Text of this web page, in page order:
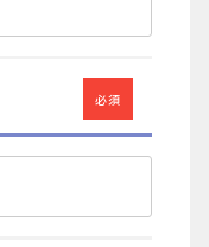
必須